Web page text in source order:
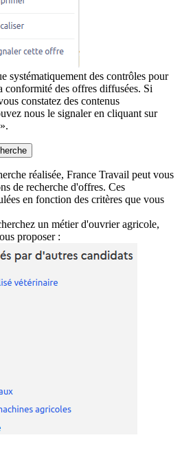
systématiquement des contrôles pour
conformité des offres diffusées. Si
constatez des contenus
nous le signaler en cliquant sur
réalisée, France Travail peut vous
de recherche d'offres. Ces
en fonction des critères que vous
un métier d'ouvrier agricole,
proposer :